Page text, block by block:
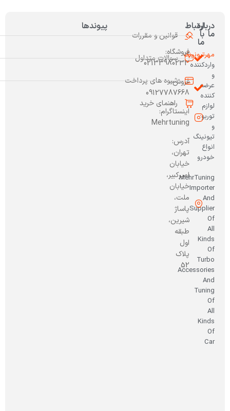
درباره
ما
مهرتیونینگ
واردکننده
و
عرضه
کننده
لوازم
توربو
و
تیونینگ
انواع
خودرو
MehrTuning
Importer
And
Supplier
Of
All
Kinds
Of
Turbo
Accessories
And
Tuning
Of
All
Kinds
Of
Car
ارتباط
با
ما
فروشگاه:
02133980233
فروش:
09127787668
اینستاگرام:
Mehrtuning
آدرس:
تهران،
خیابان
امیرکبیر،
خیابان
ملت،
پاساژ
شیرین،
طبقه
اول
پلاک
52
پیوندها
قوانین و مقررات
سوالات متداول
شیوه های پرداخت
راهنمای خرید